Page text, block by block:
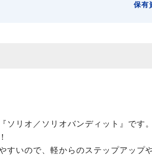
保有
ソリオ／ソリオバンディット』です。
すいので、軽からのステップアップ